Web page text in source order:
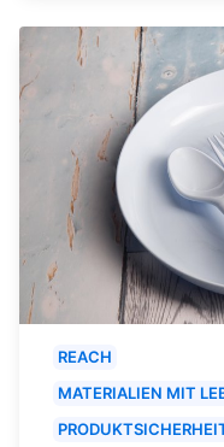
REACH
MATERIALIEN MIT